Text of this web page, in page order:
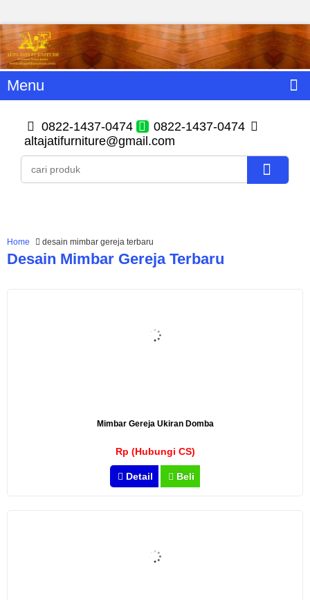
Menu
0822-1437-0474
0822-1437-0474
altajatifurniture@gmail.com
Home desain mimbar gereja terbaru
Desain Mimbar Gereja Terbaru
Mimbar Gereja Ukiran Domba
Rp (Hubungi CS)
Detail Beli